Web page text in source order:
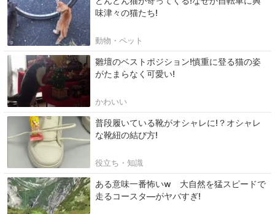
味津々の猫たち!
動物・ペット
雛壇のベストポジション!慎重に登る猫の姿
がたまらなく可愛い!
かわいい
普段履いている靴がオシャレに!？オシャレ
な靴紐の結び方!
役立ち・知識
ある意味一番怖いw 大自然を猛スピードで
走るコースタ―がヤバすぎ!